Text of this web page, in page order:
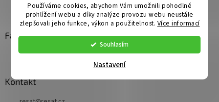
Používáme cookies, abychom Vám umožnili pohodlné
prohlížení webu a díky analýze provozu webu neustále
zlepšovali jeho funkce, výkon a použitelnost. Více informací
Souhlasím
Nastavení
Facebook
Kontakt